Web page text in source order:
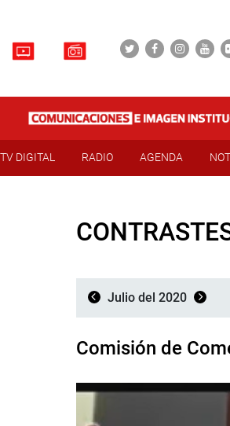
TV DIGITAL RADIO AGENDA
Julio del 2020
Comisión de